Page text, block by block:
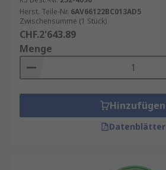
Herst. Teile-Nr. 6AV66122BC013AD5
Zwischensumme (1 Stück)
CHF.2'643.89
Menge
Hinzufügen
Datenblätter